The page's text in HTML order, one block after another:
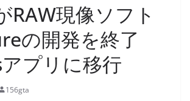
RAW現像ソフト
の開発を終了
プリに移行
156gta